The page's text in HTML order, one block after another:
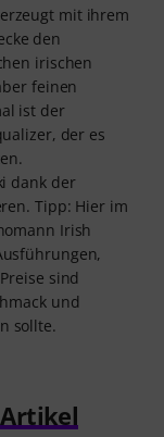
mit ihrem
den
irischen
feinen
ist der
der es
dank der
Tipp: Hier im
Irish
sind
und
sollte.